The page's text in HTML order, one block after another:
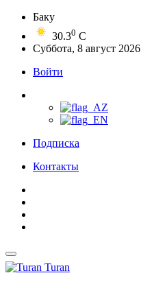
Баку
30.30 C
Суббота, 8 август 2026
Войти
Подписка
Контакты
Turan